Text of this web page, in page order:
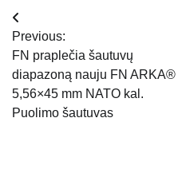
Navigacija
tarp
įrašų
Previous:
FN praplečia šautuvų
diapazoną nauju FN ARKA®
5,56×45 mm NATO kal.
Puolimo šautuvas